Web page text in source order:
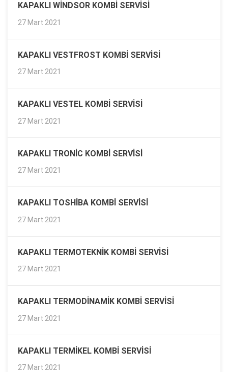
KAPAKLI WINDSOR KOMBI SERVISI
27 Mart 2021
KAPAKLI VESTFROST KOMBI SERVISI
27 Mart 2021
KAPAKLI VESTEL KOMBI SERVISI
27 Mart 2021
KAPAKLI TRONIC KOMBI SERVISI
27 Mart 2021
KAPAKLI TOSHIBA KOMBI SERVISI
27 Mart 2021
KAPAKLI TERMOTEKNIK KOMBI SERVISI
27 Mart 2021
KAPAKLI TERMODINAMIK KOMBI SERVISI
27 Mart 2021
KAPAKLI TERMIKEL KOMBI SERVISI
27 Mart 2021